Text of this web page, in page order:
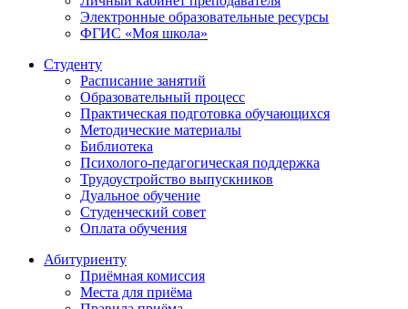
Электронные образовательные ресурсы
ФГИС «Моя школа»
Студенту
Расписание занятий
Образовательный процесс
Практическая подготовка обучающихся
Методические материалы
Библиотека
Психолого-педагогическая поддержка
Трудоустройство выпускников
Дуальное обучение
Студенческий совет
Оплата обучения
Абитуриенту
Приёмная комиссия
Места для приёма